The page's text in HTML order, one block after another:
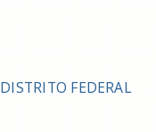
DISTRITO FEDERAL